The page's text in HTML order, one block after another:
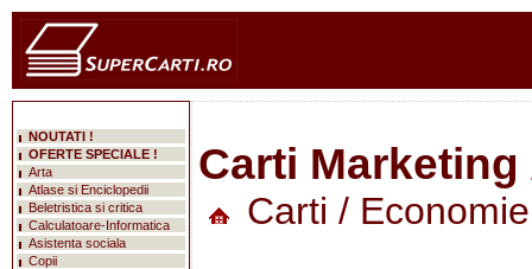
Carti
Carti / Economie
NOUTATI !
OFERTE SPECIALE !
Arta
Atlase si Enciclopedii
Beletristica si critica
Calculatoare-Informatica
Asistenta sociala
Copii